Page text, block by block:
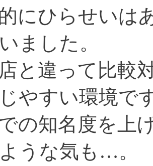
にひらせいは
ました。
と違って比較
やすい環境で
の知名度を上
うな気も…。